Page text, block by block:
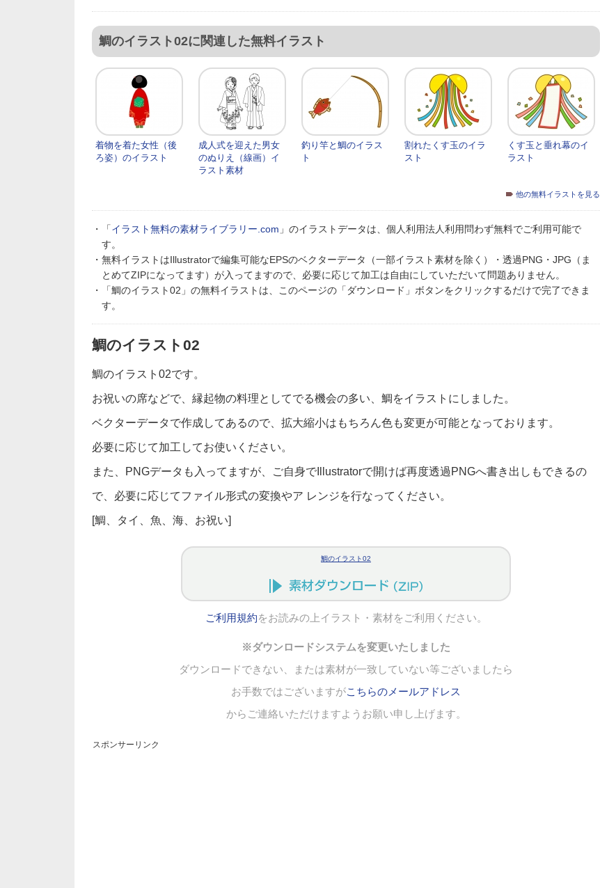
鯛のイラスト02に関連した無料イラスト
着物を着た女性（後
ろ姿）のイラスト
成人式を迎えた男女
のぬりえ（線画）イ
ラスト素材
釣り竿と鯛のイラス
ト
割れたくす玉のイラ
スト
くす玉と垂れ幕のイ
ラスト
他の無料イラストを見る
・「イラスト無料の素材ライブラリー.com 」のイラストデータは、個人利用法人利用問わず無料でご利用可能で
す。
・無料イラストはIllustratorで編集可能なEPSのベクターデータ（一部イラスト素材を除く）・透過PNG・JPG（ま
とめてZIPになってます）が入ってますので、必要に応じて加工は自由にしていただいて問題ありません。
・「鯛のイラスト02」の無料イラストは、このページの「ダウンロード」ボタンをクリックするだけで完了できま
す。
鯛のイラスト02
鯛のイラスト02です。
お祝いの席などで、縁起物の料理としてでる機会の多い、鯛をイラストにしました。
ベクターデータで作成してあるので、拡大縮小はもちろん色も変更が可能となっております。
必要に応じて加工してお使いください。
また、PNGデータも入ってますが、ご自身でIllustratorで開けば再度透過PNGへ書き出しもできるの
で、必要に応じてファイル形式の変換やア レンジを行なってください。
[鯛、タイ、魚、海、お祝い]
鯛のイラスト02
ご利用規約をお読みの上イラスト・素材をご利用ください。
※ダウンロードシステムを変更いたしました
ダウンロードできない、または素材が一致していない等ございましたら
お手数ではございますがこちらのメールアドレス
からご連絡いただけますようお願い申し上げます。
スポンサーリンク